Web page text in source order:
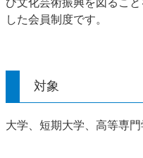
した会員制度です。
対象
大学、短期大学、高等専